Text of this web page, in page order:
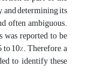
and determining its
often ambiguous.
was reported to be
10%. Therefore, a
to identify these